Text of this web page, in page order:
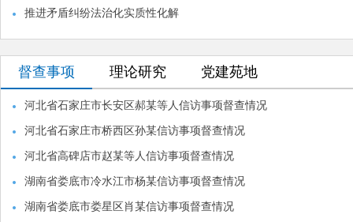
推进矛盾纠纷法治化实质性化解
督查事项 理论研究 党建苑地
河北省石家庄市长安区郝某等人信访事项督查情况
河北省石家庄市桥西区孙某信访事项督查情况
河北省高碑店市赵某等人信访事项督查情况
湖南省娄底市冷水江市杨某信访事项督查情况
湖南省娄底市娄星区肖某信访事项督查情况